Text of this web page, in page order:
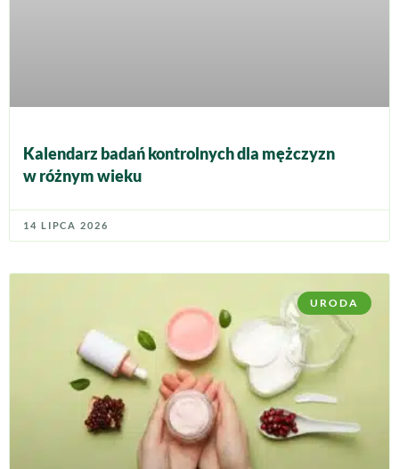
Kalendarz badań kontrolnych dla mężczyzn
w różnym wieku
14 LIPCA 2026
URODA